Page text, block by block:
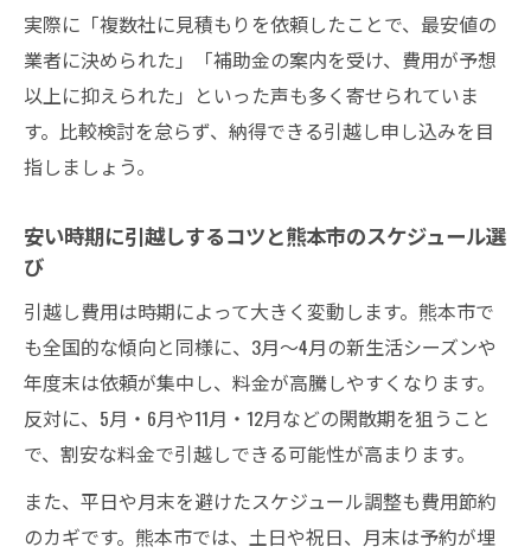
実際に「複数社に見積もりを依頼したことで、最安値の
業者に決められた」「補助金の案内を受け、費用が予想
以上に抑えられた」といった声も多く寄せられていま
す。比較検討を怠らず、納得できる引越し申し込みを目
指しましょう。
安い時期に引越しするコツと熊本市のスケジュール選
び
引越し費用は時期によって大きく変動します。熊本市で
も全国的な傾向と同様に、3月〜4月の新生活シーズンや
年度末は依頼が集中し、料金が高騰しやすくなります。
反対に、5月・6月や11月・12月などの閑散期を狙うこと
で、割安な料金で引越しできる可能性が高まります。
また、平日や月末を避けたスケジュール調整も費用節約
のカギです。熊本市では、土日や祝日、月末は予約が埋